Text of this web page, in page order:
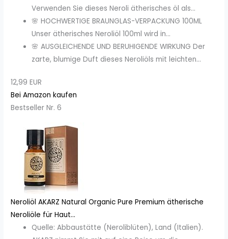
Verwenden Sie dieses Neroli ätherisches öl als...
🌸 HOCHWERTIGE BRAUNGLAS-VERPACKUNG 100ML
Unser ätherisches Neroliöl 100ml wird in...
🌸 AUSGLEICHENDE UND BERUHIGENDE WIRKUNG Der
zarte, blumige Duft dieses Neroliöls mit leichten...
12,99 EUR
Bei Amazon kaufen
Bestseller Nr. 6
Neroliöl AKARZ Natural Organic Pure Premium ätherische
Neroliöle für Haut...
Quelle: Abbaustätte (Neroliblüten), Land (Italien).